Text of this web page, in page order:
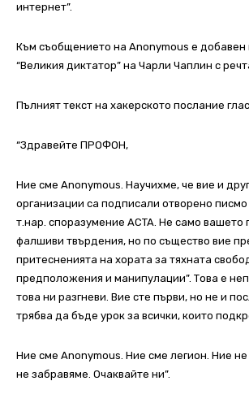
интернет”.
Към съобщението на Anonymous е добавен
“Великия диктатор” на Чарли Чаплин с
Пълният текст на хакерското послание
“Здравейте ПРОФОН,
Ние сме Anonymous. Научихме, че вие и
организации са подписали отворено
т.нар. споразумение ACTA. Не само вашето
фалшиви твърдения, но по същество вие
притесненията на хората за тяхната
предположения и манипулации”. Това е
това ни разгневи. Вие сте първи, но не и
трябва да бъде урок за всички, които
Ние сме Anonymous. Ние сме легион. Ние
не забравяме. Очаквайте ни”.